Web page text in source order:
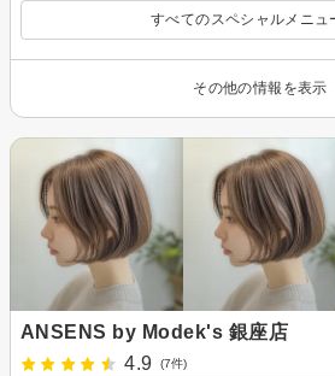
すべてのスペシャルメニュ
その他の情報を表示
ANSENS by Modek's 銀座店
4.9
(7件)